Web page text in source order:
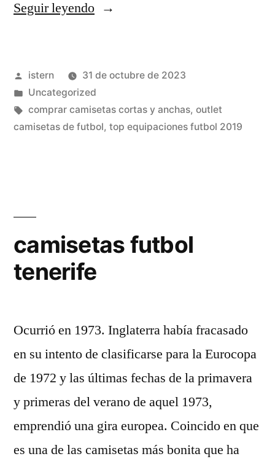
Seguir leyendo«camisetas
Publicado
por
istern
31 de octubre de 2023
Publicado
en
Uncategorized
Etiquetas:
comprar camisetas cortas y anchas, outlet
camisetas de futbol, top equipaciones futbol 2019
camisetas futbol
tenerife
Ocurrió en 1973. Inglaterra había fracasado
en su intento de clasificarse para la Eurocopa
de 1972 y las últimas fechas de la primavera
y primeras del verano de aquel 1973,
emprendió una gira europea. Coincido en que
es una de las camisetas más bonita que ha